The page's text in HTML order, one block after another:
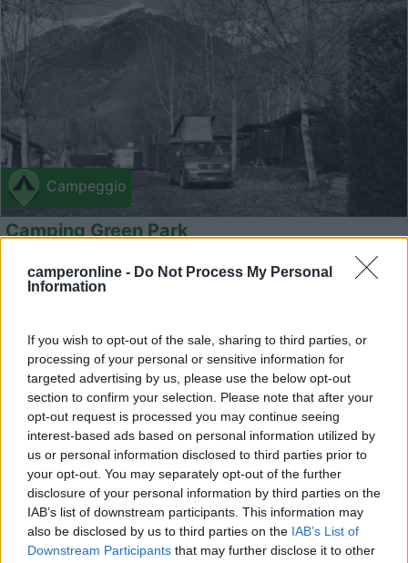
camperonline - Do Not Process My Personal
Information
If you wish to opt-out of the sale, sharing to third parties, or
processing of your personal or sensitive information for
targeted advertising by us, please use the below opt-out
section to confirm your selection. Please note that after your
opt-out request is processed you may continue seeing
interest-based ads based on personal information utilized by
us or personal information disclosed to third parties prior to
your opt-out. You may separately opt-out of the further
disclosure of your personal information by third parties on the
IAB’s list of downstream participants. This information may
also be disclosed by us to third parties on the IAB’s List of
Downstream Participants that may further disclose it to other
Campeggio
Camping Green Park
8 4
Servizi / Posizione
La Salle (AO)
Via Dei Romani, 4